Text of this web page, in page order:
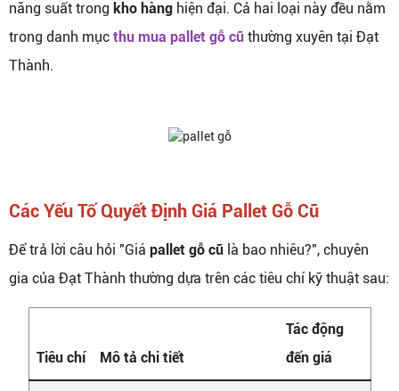
năng suất trong kho hàng hiện đại. Cả hai loại này đều nằm
trong danh mục thu mua pallet gỗ cũ thường xuyên tại Đạt
Thành.
Các Yếu Tố Quyết Định Giá Pallet Gỗ Cũ
Để trả lời câu hỏi "Giá pallet gỗ cũ là bao nhiêu?", chuyên
gia của Đạt Thành thường dựa trên các tiêu chí kỹ thuật sau:
Tiêu chí Mô tả chi tiết
Tác động
đến giá